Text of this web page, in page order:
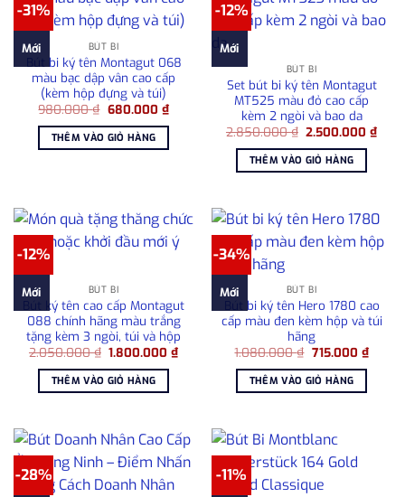
-31%
Mới BÚT BI
Bút bi ký tên Montagut 068
màu bạc dập vân cao cấp
(kèm hộp đựng và túi)
980.000₫ Giá
là:
980.000 ₫.
680.000 ₫Giá
hiện
680.000 ₫.
THÊM VÀO GIỎ HÀNG
-12%
Mới
BÚT BI
Set bút bi ký tên Montagut
MT525 màu đỏ cao cấp
kèm 2 ngòi và bao da
2.850.000₫ Giá
là:
2.850.000 ₫.
2.500.000₫Giá
hiện
THÊM VÀO GIỎ HÀNG
-12%
Mới BÚT BI
Bút ký tên cao cấp Montagut
088 chính hãng màu trắng
tặng kèm 3 ngòi, túi và hộp
2.050.000₫ Giá
là:
2.050.000 ₫.
1.800.000₫Giá
hiện
1.800.000 ₫.
THÊM VÀO GIỎ HÀNG
-34%
Mới BÚT BI
Bút bi ký tên Hero 1780 cao
cấp màu đen kèm hộp và túi
hãng
1.080.000₫ Giá
là:
1.080.000 ₫.
715.000 ₫Giá
hiện
THÊM VÀO GIỎ HÀNG
-28% -11%